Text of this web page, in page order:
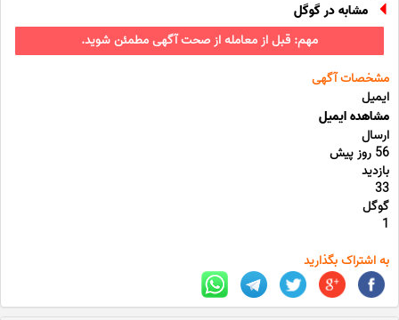
مشابه در گوگل
مهم: قبل از معامله از صحت آگهی مطمئن شوید.
مشخصات آگهی
ایمیل
مشاهده ایمیل
ارسال
56 روز پیش
بازدید
33
گوگل
1
به اشتراک بگذارید